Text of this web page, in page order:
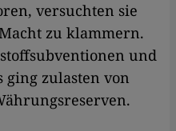
versuchten sie
zu klammern.
und
ging zulasten von